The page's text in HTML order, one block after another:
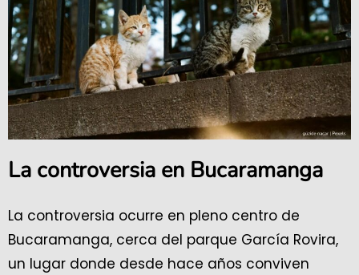
La controversia en Bucaramanga
La controversia ocurre en pleno centro de
Bucaramanga, cerca del parque García Rovira,
un lugar donde desde hace años conviven